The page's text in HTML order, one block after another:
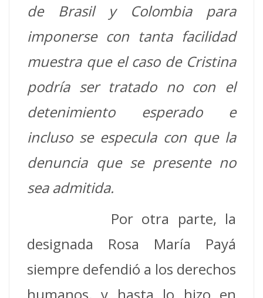
de Brasil y Colombia para
imponerse con tanta facilidad
muestra que el caso de Cristina
podría ser tratado no con el
detenimiento esperado e
incluso se especula con que la
denuncia que se presente no
sea admitida.
Por otra parte, la
designada Rosa María Payá
siempre defendió a los derechos